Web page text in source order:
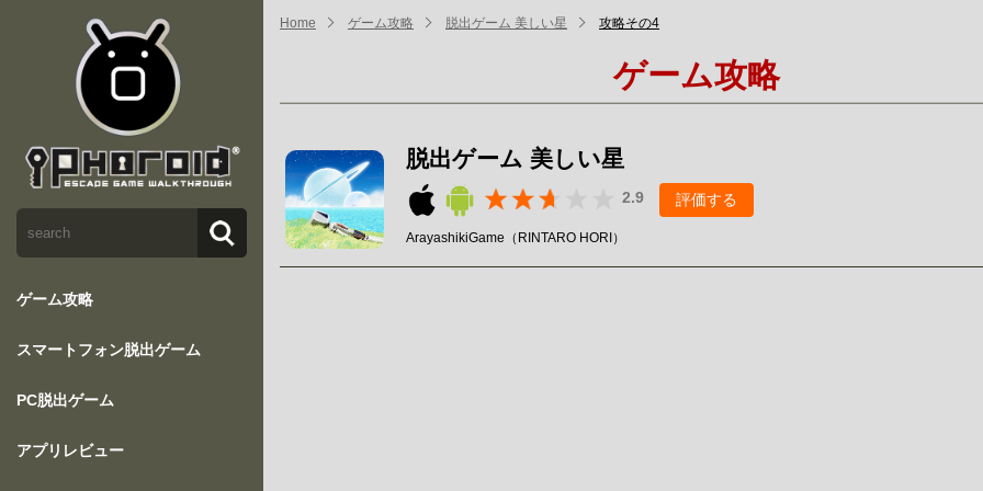
ゲーム攻略
スマートフォン脱出ゲーム
PC脱出ゲーム
アプリレビュー
Home ゲーム攻略 脱出ゲーム 美しい星 攻略その4
ゲーム攻略
脱出ゲーム 美しい星
2.9 評価する
ArayashikiGame（RINTARO HORI）